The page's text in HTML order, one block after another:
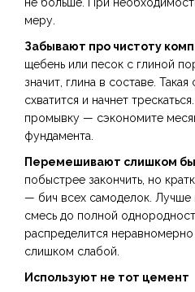
не больше. При
меру.
Забывают про чистоту
щебень или песок с глиной
значит, глина в составе.
схватится и начнет
промывку — сэкономите
фундамента.
Перемешивают слишком
побыстрее закончить, но
— бич всех самоделок. Лучше
смесь до полной
распределится
слишком слабой.
Используют не тот цемент